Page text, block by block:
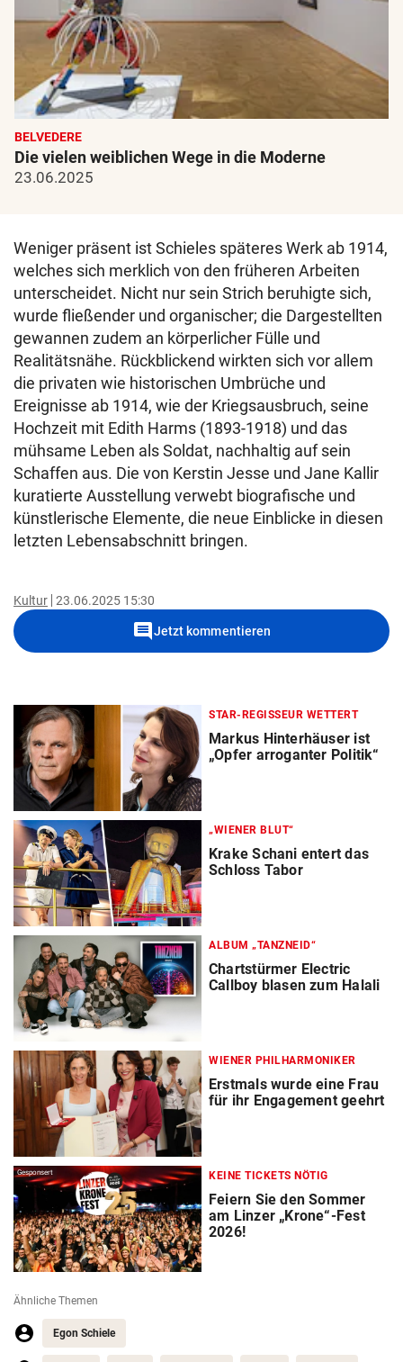
BELVEDERE
Die vielen weiblichen Wege in die Moderne
23.06.2025
Weniger präsent ist Schieles späteres Werk ab 1914,
welches sich merklich von den früheren Arbeiten
unterscheidet. Nicht nur sein Strich beruhigte sich,
wurde fließender und organischer; die Dargestellten
gewannen zudem an körperlicher Fülle und
Realitätsnähe. Rückblickend wirkten sich vor allem
die privaten wie historischen Umbrüche und
Ereignisse ab 1914, wie der Kriegsausbruch, seine
Hochzeit mit Edith Harms (1893-1918) und das
mühsame Leben als Soldat, nachhaltig auf sein
Schaffen aus. Die von Kerstin Jesse und Jane Kallir
kuratierte Ausstellung verwebt biografische und
künstlerische Elemente, die neue Einblicke in diesen
letzten Lebensabschnitt bringen.
Kultur 23.06.2025 15:30
commentJetzt kommentieren
STAR-REGISSEUR WETTERT
Markus Hinterhäuser ist
„Opfer arroganter Politik“
„WIENER BLUT“
Krake Schani entert das
Schloss Tabor
ALBUM „TANZNEID“
Chartstürmer Electric
Callboy blasen zum Halali
WIENER PHILHARMONIKER
Erstmals wurde eine Frau
für ihr Engagement geehrt
Gesponsert KEINE TICKETS NÖTIG
Feiern Sie den Sommer
am Linzer „Krone“-Fest
2026!
Ähnliche Themen
Egon Schiele